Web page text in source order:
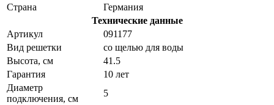
Страна
Германия
Технические данные
Артикул
091177
Вид решетки
со щелью для воды
Высота, см
41.5
Гарантия
10 лет
Диаметр
подключения, см
5